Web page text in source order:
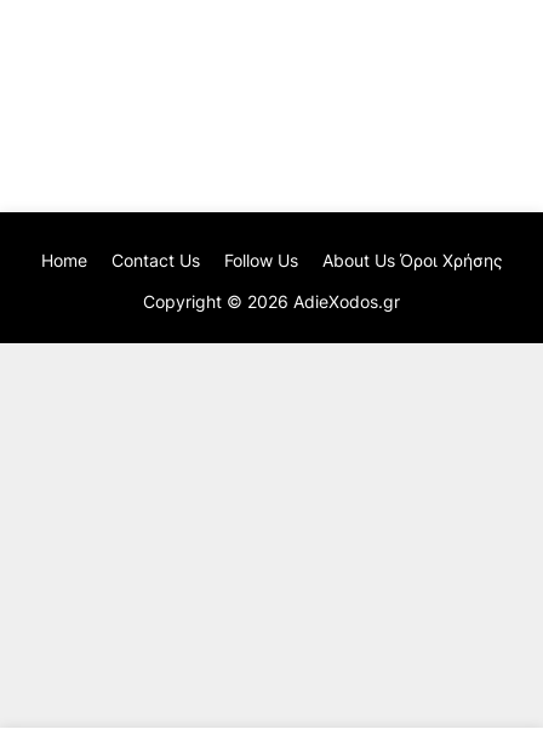
Copyright © 2026 AdieXodos.gr
Home Contact Us Follow Us About Us Όροι Χρήσης